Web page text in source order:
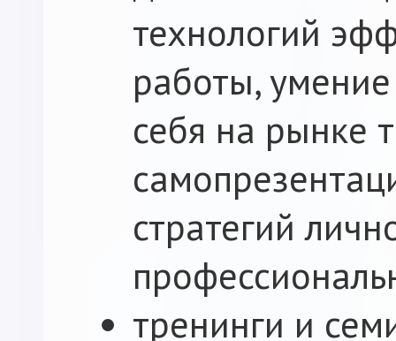
технологий
работы,
себя на рынке
стратегий
тренинги и